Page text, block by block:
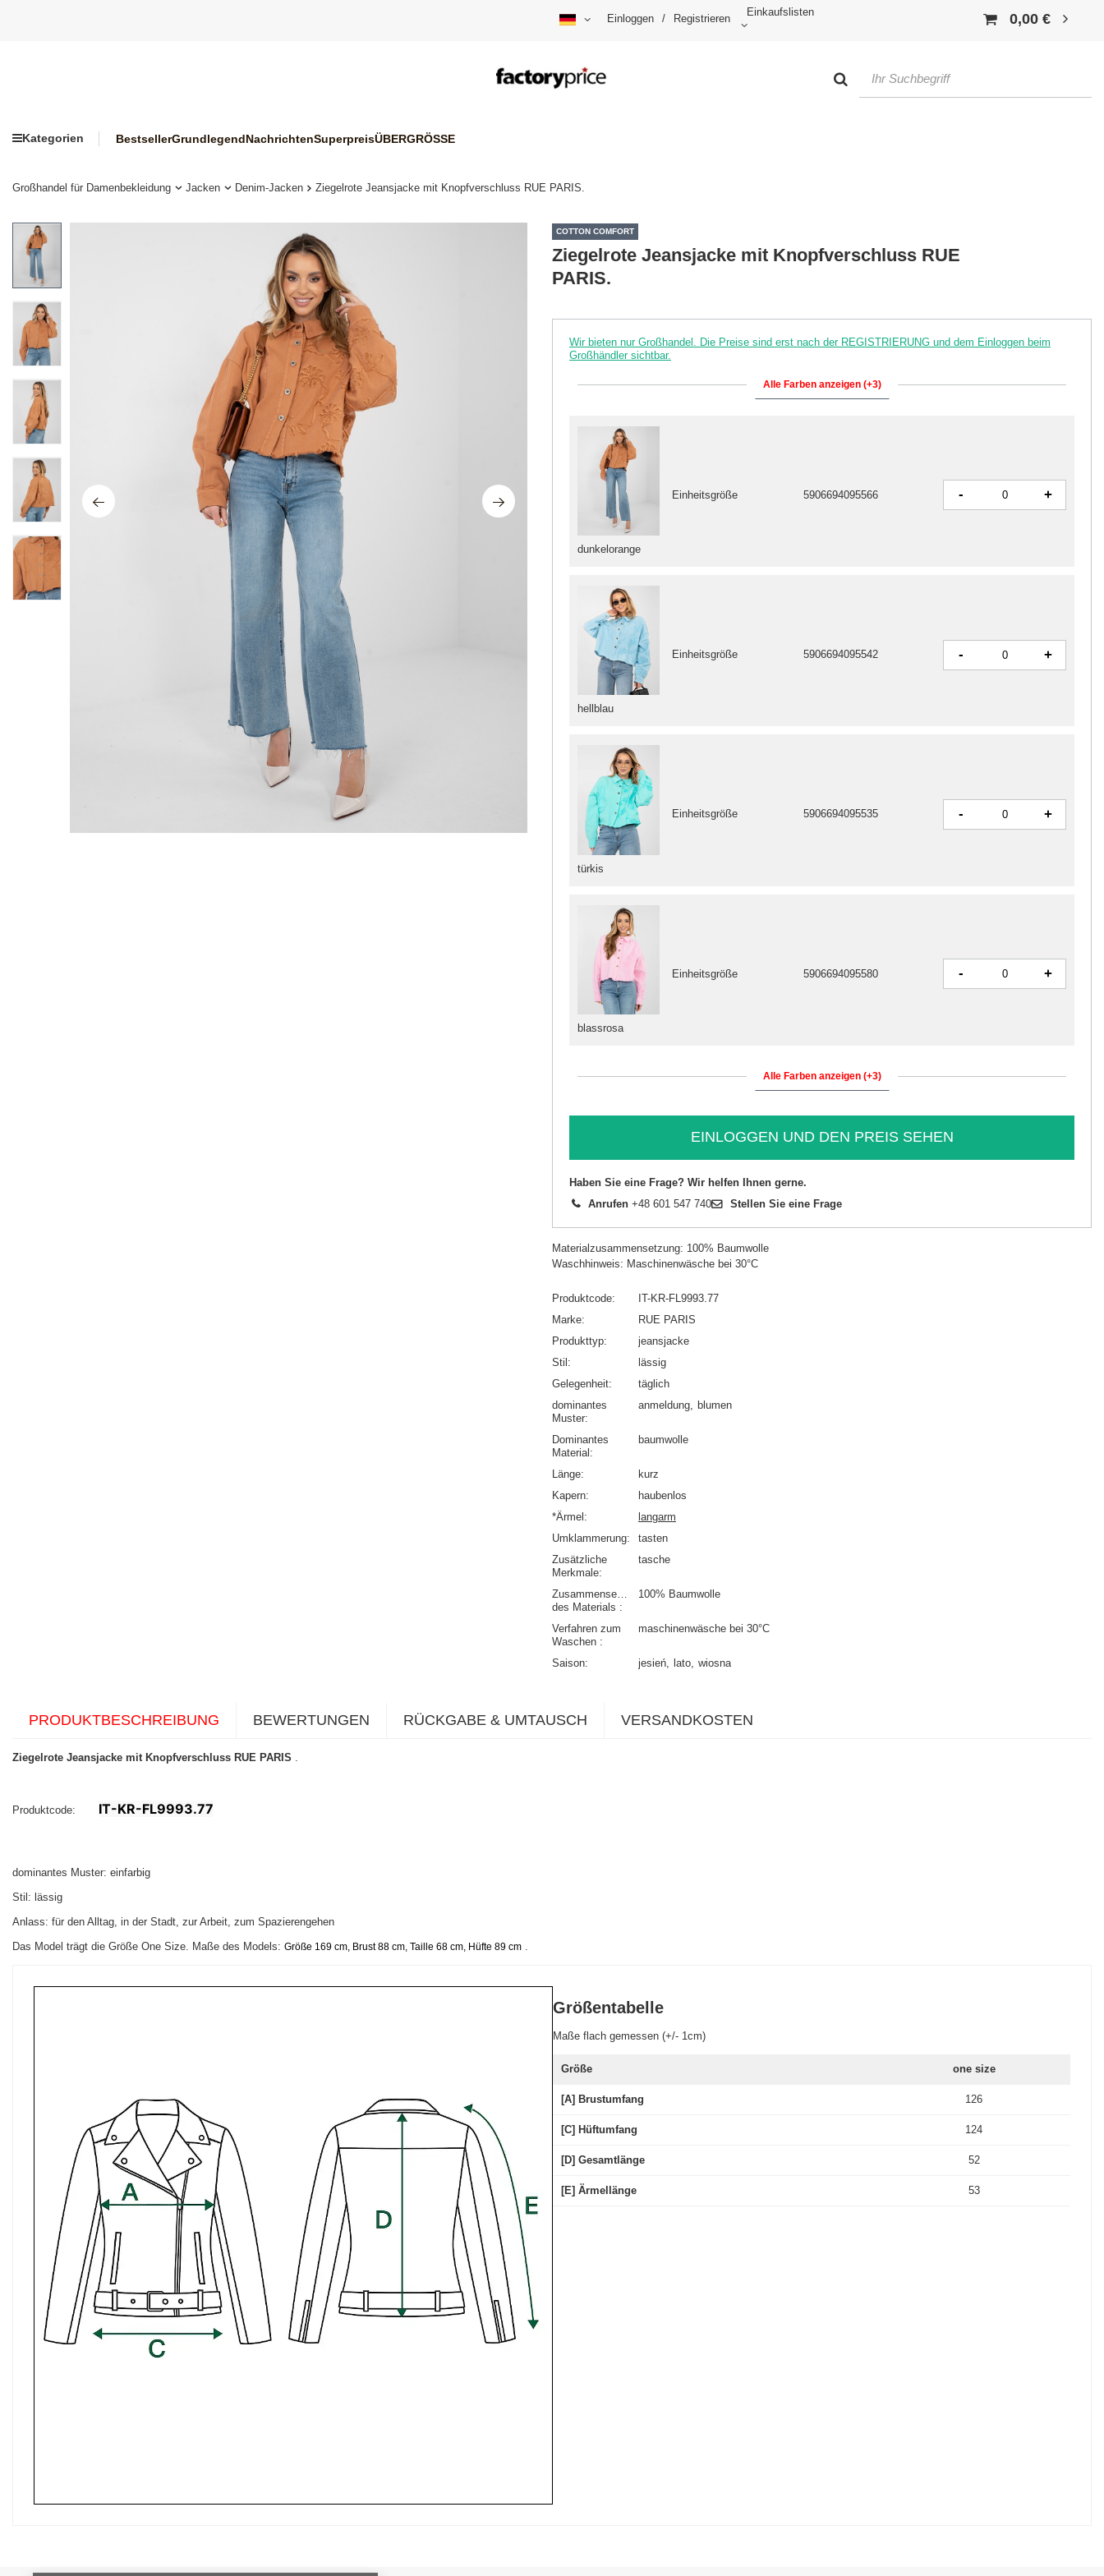
Einloggen / Registrieren
Einkaufslisten 0,00 €
Kategorien BestsellerGrundlegendNachrichtenSuperpreisÜBERGRÖSSE
Großhandel für Damenbekleidung Jacken Denim-Jacken Ziegelrote Jeansjacke mit Knopfverschluss RUE PARIS.
COTTON COMFORT
Ziegelrote Jeansjacke mit Knopfverschluss RUE
PARIS.
Wir bieten nur Großhandel. Die Preise sind erst nach der REGISTRIERUNG und dem Einloggen beim
Großhändler sichtbar.
Alle Farben anzeigen (+3)
hellblau
Einheitsgröße 5906694095542 - +
türkis
Einheitsgröße 5906694095535 - +
blassrosa
Einheitsgröße 5906694095580 - +
dunkelorange
Einheitsgröße 5906694095566 - +
Alle Farben anzeigen (+3)
EINLOGGEN UND DEN PREIS SEHEN
Haben Sie eine Frage? Wir helfen Ihnen gerne.
Anrufen +48 601 547 740 Stellen Sie eine Frage
Materialzusammensetzung: 100% Baumwolle
Waschhinweis: Maschinenwäsche bei 30°C
Produktcode
IT-KR-FL9993.77
Marke
RUE PARIS
Produkttyp
jeansjacke
Stil
lässig
Gelegenheit
täglich
dominantes
Muster
anmeldung blumen
Dominantes
Material
baumwolle
Länge
kurz
Kapern
haubenlos
*Ärmel
langarm
Umklammerung
tasten
Zusätzliche
Merkmale
tasche
Zusammensetzung
des Materials
100% Baumwolle
Verfahren zum
Waschen
maschinenwäsche bei 30°C
Saison jesień lato wiosna
PRODUKTBESCHREIBUNG BEWERTUNGEN RÜCKGABE & UMTAUSCH VERSANDKOSTEN
Ziegelrote Jeansjacke mit Knopfverschluss RUE PARIS
Produktcode: IT-KR-FL9993.77
dominantes Muster: einfarbig
Stil: lässig
Anlass: für den Alltag, in der Stadt, zur Arbeit, zum Spazierengehen
Das Model trägt die Größe One Size. Maße des Models: Größe 169 cm, Brust 88 cm, Taille 68 cm, Hüfte 89 cm
Größentabelle
Maße flach gemessen (+/- 1cm)
Größe one size
[A] Brustumfang 126
[C] Hüftumfang 124
[D] Gesamtlänge 52
[E] Ärmellänge 53